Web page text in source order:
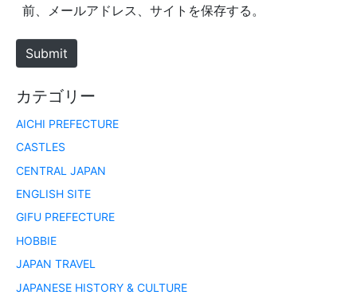
e
前、メールアドレス、サイトを保存する。
Submit
カテゴリー
AICHI PREFECTURE
CASTLES
CENTRAL JAPAN
ENGLISH SITE
GIFU PREFECTURE
HOBBIE
JAPAN TRAVEL
JAPANESE HISTORY & CULTURE